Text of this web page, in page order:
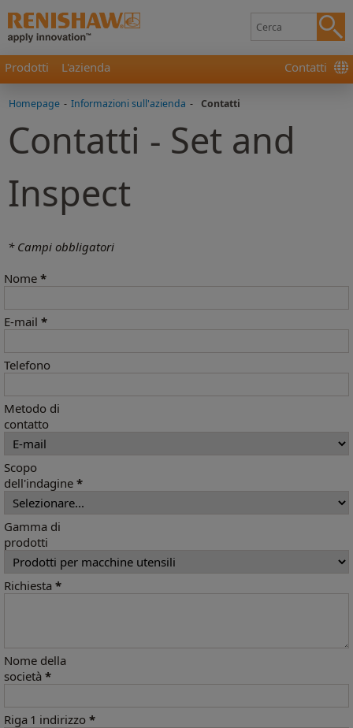
Prodotti L'azienda Contatti
Homepage - Informazioni sull'azienda - Contatti
Contatti - Set and
Inspect
* Campi obbligatori
Nome *
E-mail *
Telefono
Metodo di
contatto
Scopo
dell'indagine *
Gamma di
prodotti
Richiesta *
Nome della
società *
Riga 1 indirizzo *